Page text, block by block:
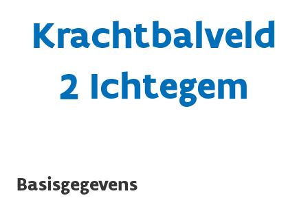
Krachtbalveld
2 Ichtegem
Basisgegevens